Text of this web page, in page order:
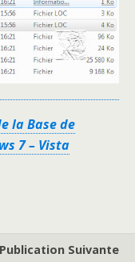
la Base de
7 – Vista
Publication Suivante